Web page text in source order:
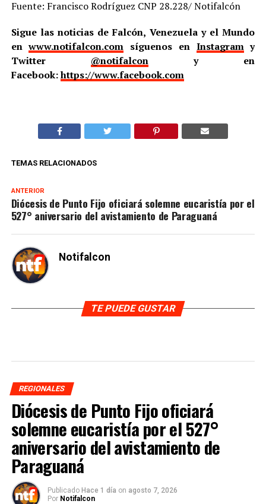
Fuente: Francisco Rodríguez CNP 28.228/ Notifalcón
Sigue las noticias de Falcón, Venezuela y el Mundo
enwww.notifalcon.com síguenos en Instagramy
Twitter @notifalcony en
Facebook:https://www.facebook.com
TEMAS RELACIONADOS
ANTERIOR
Diócesis de Punto Fijo oficiará solemne eucaristía por el
527° aniversario del avistamiento de Paraguaná
Notifalcon
TE PUEDE GUSTAR
REGIONALES
Diócesis de Punto Fijo oficiará
solemne eucaristía por el 527°
aniversario del avistamiento de
Paraguaná
Publicado Hace 1 día on agosto 7, 2026
Por Notifalcon